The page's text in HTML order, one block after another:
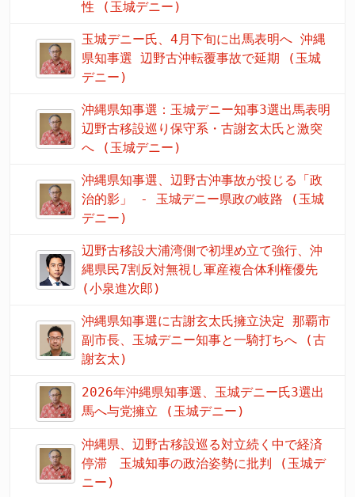
性 (玉城デニー)
玉城デニー氏、4月下旬に出馬表明へ 沖縄
県知事選 辺野古沖転覆事故で延期 (玉城
デニー)
沖縄県知事選：玉城デニー知事3選出馬表明
辺野古移設巡り保守系・古謝玄太氏と激突
へ (玉城デニー)
沖縄県知事選、辺野古沖事故が投じる「政
治的影」 - 玉城デニー県政の岐路 (玉城
デニー)
辺野古移設大浦湾側で初埋め立て強行、沖
縄県民7割反対無視し軍産複合体利権優先
(小泉進次郎)
沖縄県知事選に古謝玄太氏擁立決定 那覇市
副市長、玉城デニー知事と一騎打ちへ (古
謝玄太)
2026年沖縄県知事選、玉城デニー氏3選出
馬へ与党擁立 (玉城デニー)
沖縄県、辺野古移設巡る対立続く中で経済
停滞 玉城知事の政治姿勢に批判 (玉城デ
ニー)